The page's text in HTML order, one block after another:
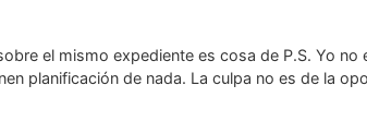
el mismo expediente es cosa de P.S. Yo
planificación de nada. La culpa no es de la